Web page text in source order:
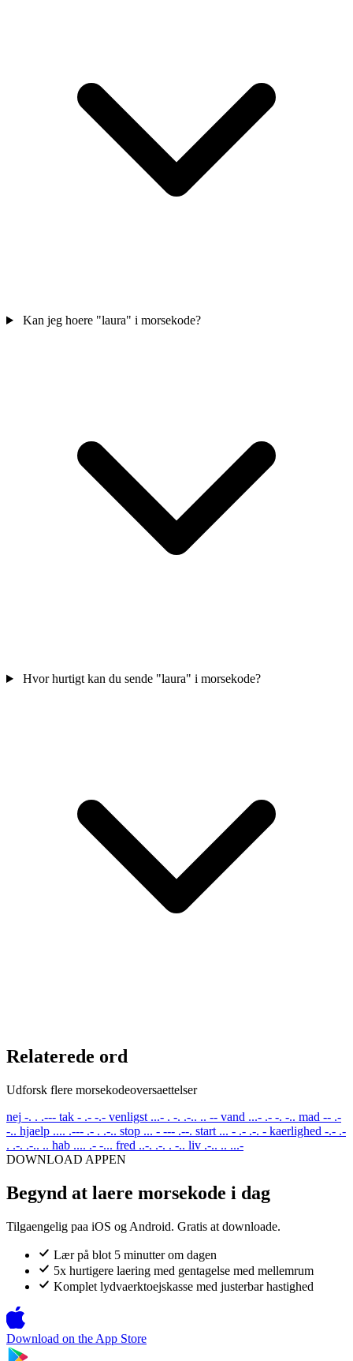
Kan jeg hoere "laura" i morsekode?
Hvor hurtigt kan du sende "laura" i morsekode?
Relaterede ord
Udforsk flere morsekodeoversaettelser
nej -. . .--- tak - .- -.- venligst ...- . -. .-.. .. -- vand ...- .- -. -.. mad -- .-
-.. hjaelp .... .--- .- . .-.. stop ... - --- .--. start ... - .- .-. - kaerlighed -.- .-
. .-. .-.. .. hab .... .- -... fred ..-. .-. . -.. liv .-.. .. ...-
DOWNLOAD APPEN
Begynd at laere morsekode i dag
Tilgaengelig paa iOS og Android. Gratis at downloade.
Lær på blot 5 minutter om dagen
5x hurtigere laering med gentagelse med mellemrum
Komplet lydvaerktoejskasse med justerbar hastighed
Download on the App Store